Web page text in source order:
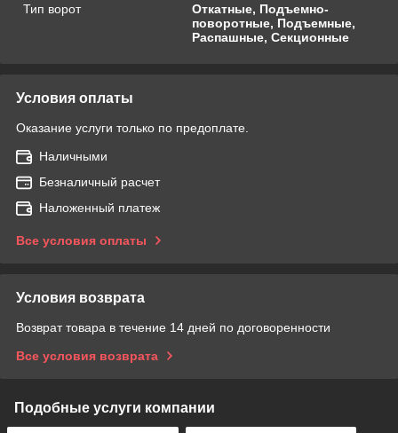
Тип ворот
Откатные, Подъемно-
поворотные, Подъемные,
Распашные, Секционные
Условия оплаты
Оказание услуги только по предоплате.
Наличными
Безналичный расчет
Наложенный платеж
Все условия оплаты
Условия возврата
Возврат товара в течение 14 дней по договоренности
Все условия возврата
Подобные услуги компании